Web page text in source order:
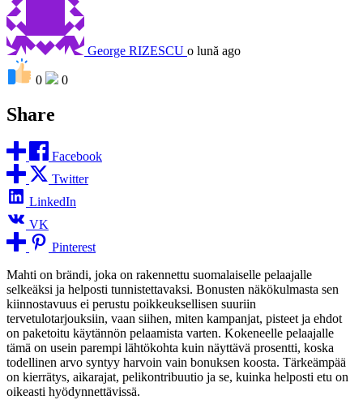
George RIZESCU o lună ago
0 0
Share
Facebook
Twitter
LinkedIn
VK
Pinterest
Mahti on brändi, joka on rakennettu suomalaiselle pelaajalle
selkeäksi ja helposti tunnistettavaksi. Bonusten näkökulmasta sen
kiinnostavuus ei perustu poikkeuksellisen suuriin
tervetulotarjouksiin, vaan siihen, miten kampanjat, pisteet ja ehdot
on paketoitu käytännön pelaamista varten. Kokeneelle pelaajalle
tämä on usein parempi lähtökohta kuin näyttävä prosentti, koska
todellinen arvo syntyy harvoin vain bonuksen koosta. Tärkeämpää
on kierrätys, aikarajat, pelikontribuutio ja se, kuinka helposti etu on
oikeasti hyödynnettävissä.